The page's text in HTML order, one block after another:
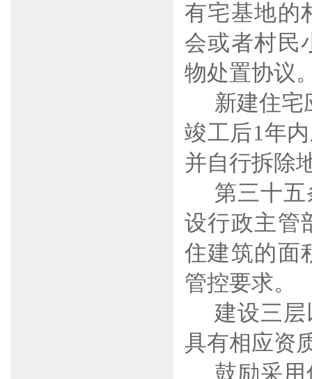
有宅基地的
会或者村民
物处置协议
新建住宅
竣工后1年
并自行拆除
第三十
设行政主管
住建筑的面
管控要求。
建设三
具有相应资
鼓励采